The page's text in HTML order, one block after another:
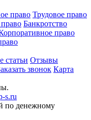
право Трудовое право
Банкротство
право
статьи Отзывы
звонок Карта
s.ru